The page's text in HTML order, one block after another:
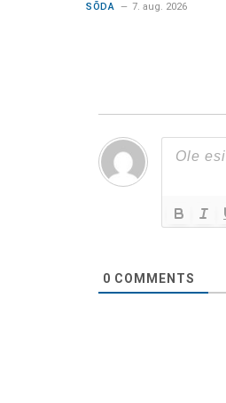
SÕDA 7. aug. 2026
0 COMMENTS